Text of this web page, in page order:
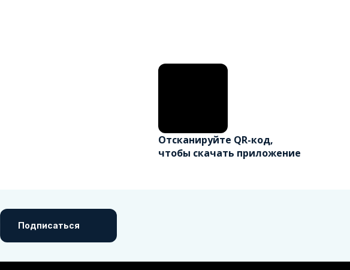
Отсканируйте QR-код,
чтобы скачать приложение
Подписаться